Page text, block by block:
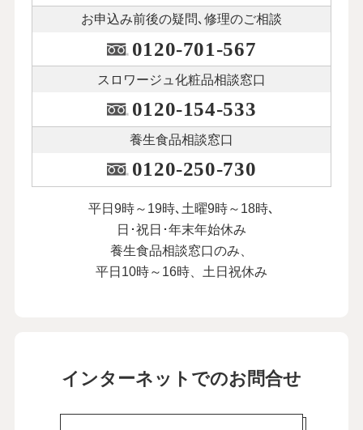
お申込み前後の疑問､修理のご相談
0120-701-567
スロワージュ化粧品相談窓口
0120-154-533
養生食品相談窓口
0120-250-730
平日9時～19時､土曜9時～18時､
日･祝日･年末年始休み
養生食品相談窓口のみ、
平日10時～16時、土日祝休み
インターネットでのお問合せ